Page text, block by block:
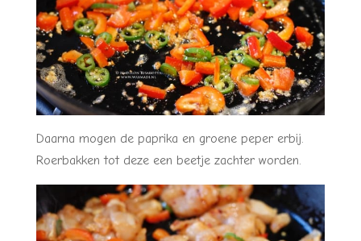
Daarna mogen de paprika en groene peper erbij.
Roerbakken tot deze een beetje zachter worden.